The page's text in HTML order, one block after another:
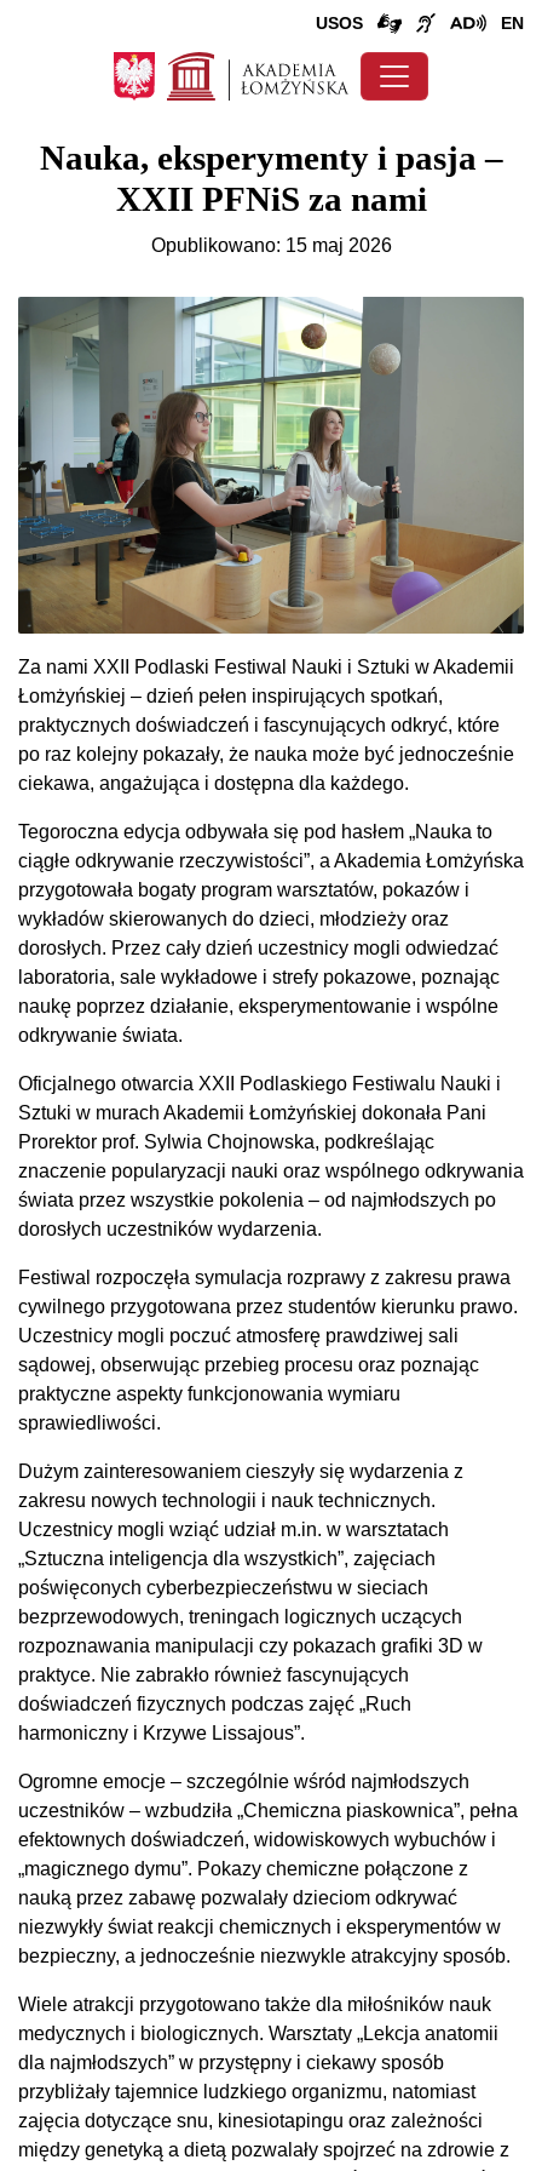
USOS EN
Nauka, eksperymenty i pasja –
XXII PFNiS za nami
Opublikowano: 15 maj 2026
Za nami XXII Podlaski Festiwal Nauki i Sztuki w Akademii
Łomżyńskiej – dzień pełen inspirujących spotkań,
praktycznych doświadczeń i fascynujących odkryć, które
po raz kolejny pokazały, że nauka może być jednocześnie
ciekawa, angażująca i dostępna dla każdego.
Tegoroczna edycja odbywała się pod hasłem „Nauka to
ciągłe odkrywanie rzeczywistości”, a Akademia Łomżyńska
przygotowała bogaty program warsztatów, pokazów i
wykładów skierowanych do dzieci, młodzieży oraz
dorosłych. Przez cały dzień uczestnicy mogli odwiedzać
laboratoria, sale wykładowe i strefy pokazowe, poznając
naukę poprzez działanie, eksperymentowanie i wspólne
odkrywanie świata.
Oficjalnego otwarcia XXII Podlaskiego Festiwalu Nauki i
Sztuki w murach Akademii Łomżyńskiej dokonała Pani
Prorektor prof. Sylwia Chojnowska, podkreślając
znaczenie popularyzacji nauki oraz wspólnego odkrywania
świata przez wszystkie pokolenia – od najmłodszych po
dorosłych uczestników wydarzenia.
Festiwal rozpoczęła symulacja rozprawy z zakresu prawa
cywilnego przygotowana przez studentów kierunku prawo.
Uczestnicy mogli poczuć atmosferę prawdziwej sali
sądowej, obserwując przebieg procesu oraz poznając
praktyczne aspekty funkcjonowania wymiaru
sprawiedliwości.
Dużym zainteresowaniem cieszyły się wydarzenia z
zakresu nowych technologii i nauk technicznych.
Uczestnicy mogli wziąć udział m.in. w warsztatach
„Sztuczna inteligencja dla wszystkich”, zajęciach
poświęconych cyberbezpieczeństwu w sieciach
bezprzewodowych, treningach logicznych uczących
rozpoznawania manipulacji czy pokazach grafiki 3D w
praktyce. Nie zabrakło również fascynujących
doświadczeń fizycznych podczas zajęć „Ruch
harmoniczny i Krzywe Lissajous”.
Ogromne emocje – szczególnie wśród najmłodszych
uczestników – wzbudziła „Chemiczna piaskownica”, pełna
efektownych doświadczeń, widowiskowych wybuchów i
„magicznego dymu”. Pokazy chemiczne połączone z
nauką przez zabawę pozwalały dzieciom odkrywać
niezwykły świat reakcji chemicznych i eksperymentów w
bezpieczny, a jednocześnie niezwykle atrakcyjny sposób.
Wiele atrakcji przygotowano także dla miłośników nauk
medycznych i biologicznych. Warsztaty „Lekcja anatomii
dla najmłodszych” w przystępny i ciekawy sposób
przybliżały tajemnice ludzkiego organizmu, natomiast
zajęcia dotyczące snu, kinesiotapingu oraz zależności
między genetyką a dietą pozwalały spojrzeć na zdrowie z